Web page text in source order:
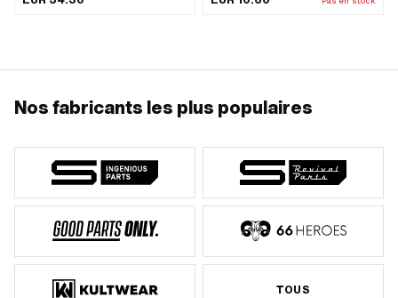
Nos fabricants les plus populaires
TOUS